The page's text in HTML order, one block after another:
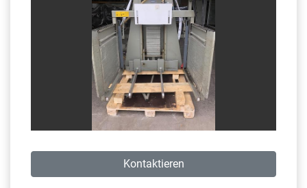
Kontaktieren